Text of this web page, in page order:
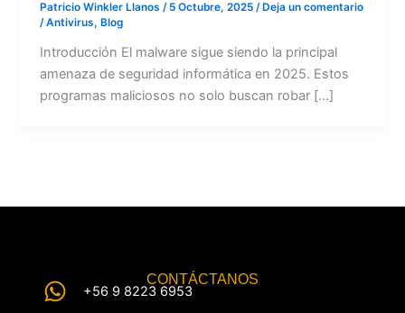
Patricio Winkler Llanos/ 5 Octubre, 2025/ Deja un comentario
/Antivirus, Blog
Introducción El malware sigue siendo la principal
amenaza de seguridad informática en 2025. Estos
programas maliciosos no solo buscan robar […]
CONTÁCTANOS
+56 9 8223 6953